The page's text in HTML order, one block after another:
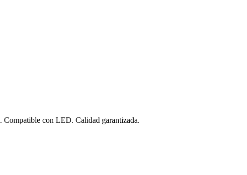
Compatible con LED. Calidad garantizada.